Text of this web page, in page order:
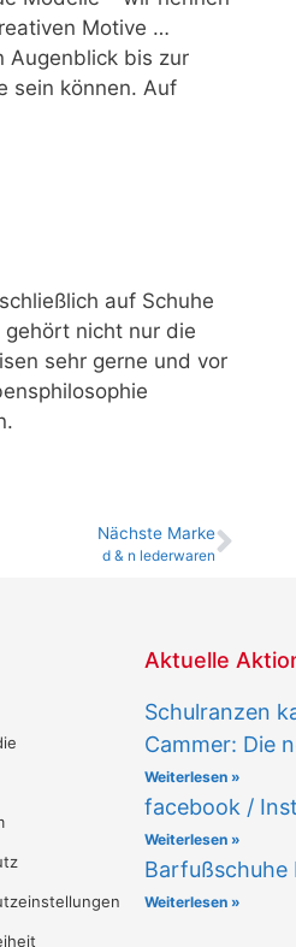
Motive …
Augenblick bis zur
sein können. Auf
auf Schuhe
nicht nur die
sehr gerne und vor
Nächste Marke
d & n lederwaren
Aktuelle
Schulranzen
Cammer: Die
Weiterlesen »
facebook /
Weiterlesen »
Barfußschuhe
Weiterlesen »